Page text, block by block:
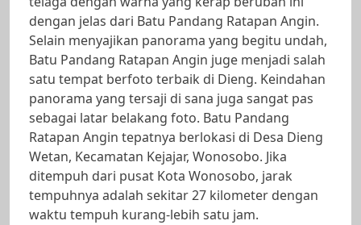
dengan jelas dari Batu Pandang Ratapan Angin.
Selain menyajikan panorama yang begitu undah,
Batu Pandang Ratapan Angin juge menjadi salah
satu tempat berfoto terbaik di Dieng. Keindahan
panorama yang tersaji di sana juga sangat pas
sebagai latar belakang foto. Batu Pandang
Ratapan Angin tepatnya berlokasi di Desa Dieng
Wetan, Kecamatan Kejajar, Wonosobo. Jika
ditempuh dari pusat Kota Wonosobo, jarak
tempuhnya adalah sekitar 27 kilometer dengan
waktu tempuh kurang-lebih satu jam.